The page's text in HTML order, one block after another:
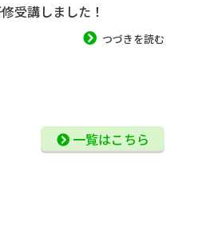
受講しました！
つづきを読む
一覧はこちら